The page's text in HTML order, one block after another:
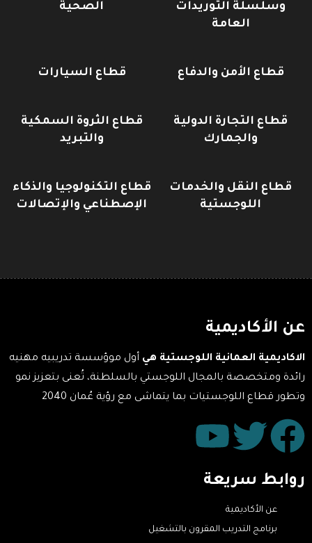
وسلسلة التوريدات
العامة
الصحية
قطاع الأمن والدفاع قطاع السيارات
قطاع التجارة الدولية
والجمارك
قطاع الثروة السمكية
والتبريد
قطاع النقل والخدمات
اللوجستية
قطاع التكنولوجيا والذكاء
الإصطناعي والإتصالات
عن الأكاديمية
الاكاديمية العمانية اللوجستية هي أول موؤسسة تدريبيه مهنيه
رائدة ومتخصصة بالمجال اللوجستي بالسلطنة، تُعنى بتعزيز نمو
وتطور قطاع اللوجستيات بما يتماشى مع رؤية عُمان 2040
روابط سريعة
عن الأكاديمية
برنامج التدريب المقرون بالتشغيل